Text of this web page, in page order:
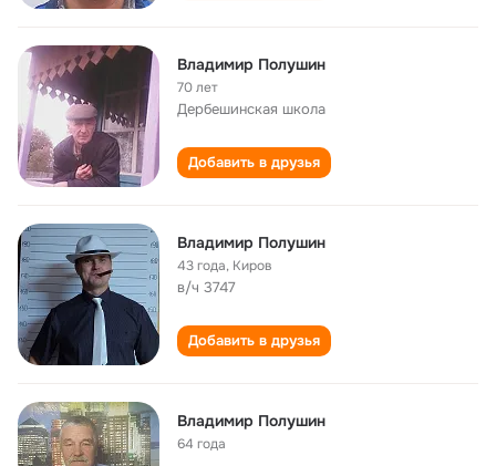
Владимир Полушин
70 лет
Дербешинская школа
Добавить в друзья
Владимир Полушин
43 года, Киров
в/ч 3747
Добавить в друзья
Владимир Полушин
64 года